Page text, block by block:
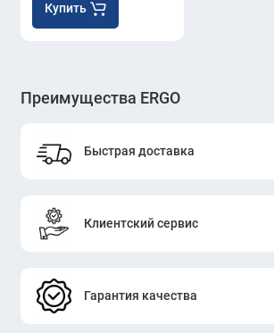
Купить
Преимущества ERGO
Быстрая доставка
Клиентский сервис
Гарантия качества